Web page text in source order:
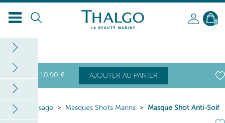
0
10,90 € AJOUTER AU PANIER
Home Visage Masques Shots Marins Masque Shot Anti-Soif